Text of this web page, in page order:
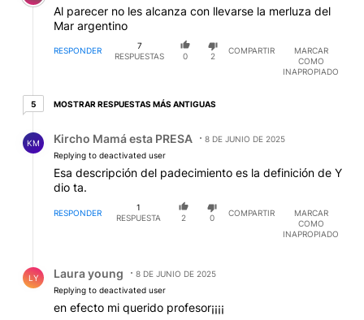
Al parecer no les alcanza con llevarse la merluza del
Mar argentino
RESPONDER
7
RESPUESTAS
0 2
COMPARTIR
MARCAR
COMO
INAPROPIADO
55 respuestas más antiguas
MOSTRAR RESPUESTAS MÁS ANTIGUAS
KM Kircho Mamá esta PRESA
8 DE JUNIO DE 2025
Replying to deactivated user
Esa descripción del padecimiento es la definición de Y
dio ta.
RESPONDER
1
RESPUESTA
2 0
COMPARTIR
MARCAR
COMO
INAPROPIADO
LY Laura young
8 DE JUNIO DE 2025
Replying to deactivated user
en efecto mi querido profesor¡¡¡¡